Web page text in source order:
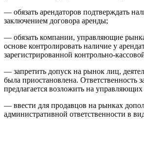
— обязать арендаторов подтверждать
заключением договора аренды;
— обязать компании, управляющие
основе контролировать наличие у
зарегистрированной контрольно-
— запретить допуск на рынок лиц,
была приостановлена. Ответственность
предлагается возложить на
— ввести для продавцов на рынках
административной ответственности в